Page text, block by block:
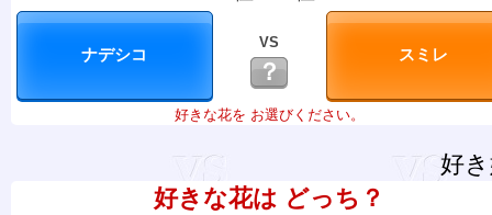
VS
？
好きな花を お選びください。
好
好きな花は どっち？